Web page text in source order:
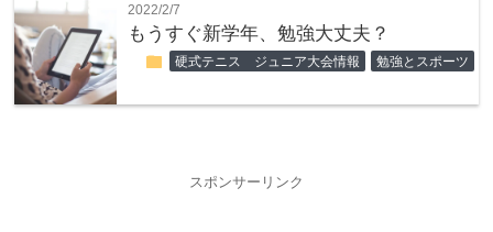
2022/2/7
もうすぐ新学年、勉強大丈夫？
folder 硬式テニス ジュニア大会情報 勉強とスポーツ
スポンサーリンク